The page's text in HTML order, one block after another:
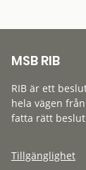
MSB RIB
RIB är ett
hela vägen
fatta rätt
Tillgänglighet